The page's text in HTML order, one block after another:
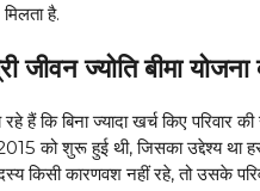
है.
जीवन ज्योति बीमा योजना
हैं कि बिना ज्यादा खर्च किए परिवार
को शुरू हुई थी, जिसका उद्देश्य
किसी कारणवश नहीं रहे, तो उसके